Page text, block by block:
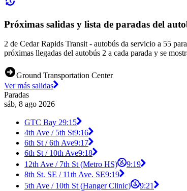
Próximas salidas y lista de paradas del
2 de Cedar Rapids Transit - autobús da servicio a 55
próximas llegadas del autobús 2 a cada parada y se
Ground Transportation Center
Ver más salidas
Paradas
sáb, 8 ago 2026
GTC Bay 29:15
4th Ave / 5th St9:16
6th St / 6th Ave9:17
6th St / 10th Ave9:18
12th Ave / 7th St (Metro HS)
9:19
8th St. SE / 11th Ave. SE9:19
5th Ave / 10th St (Hanger Clinic)
9:21